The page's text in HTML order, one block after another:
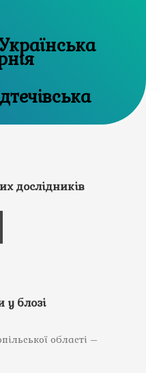
дослідників
у блозі
області –